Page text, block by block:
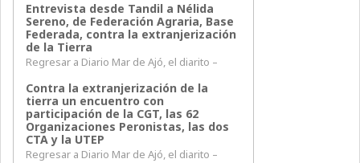
Entrevista desde Tandil a Nélida
Sereno, de Federación Agraria, Base
Federada, contra la extranjerización
de la Tierra
Regresar a Diario Mar de Ajó, el diarito –
Contra la extranjerización de la
tierra un encuentro con
participación de la CGT, las 62
Organizaciones Peronistas, las dos
CTA y la UTEP
Regresar a Diario Mar de Ajó, el diarito –